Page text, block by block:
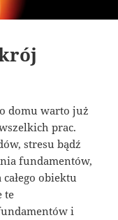
domu warto już
prac.
stresu bądź
fundamentów,
obiektu
te
i